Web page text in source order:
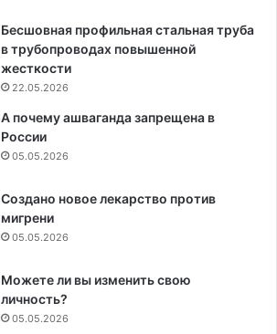
Бесшовная профильная стальная труба
в трубопроводах повышенной
жесткости
22.05.2026
А почему ашваганда запрещена в
России
05.05.2026
Создано новое лекарство против
мигрени
05.05.2026
Можете ли вы изменить свою
личность?
05.05.2026